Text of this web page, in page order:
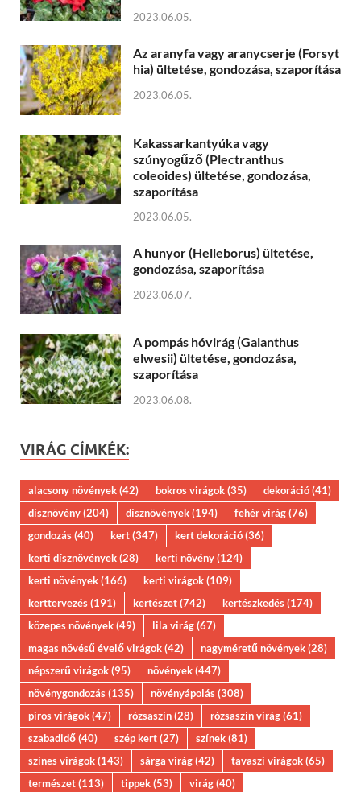
2023.06.05.
Az aranyfa vagy aranycserje (Forsyt
hia) ültetése, gondozása, szaporítása
2023.06.05.
Kakassarkantyúka vagy
szúnyogűző (Plectranthus
coleoides) ültetése, gondozása,
szaporítása
2023.06.05.
A hunyor (Helleborus) ültetése,
gondozása, szaporítása
2023.06.07.
A pompás hóvirág (Galanthus
elwesii) ültetése, gondozása,
szaporítása
2023.06.08.
VIRÁG CÍMKÉK:
alacsony növények(42) bokros virágok(35) dekoráció(41)
dísznövény(204) dísznövények(194) fehér virág(76)
gondozás(40) kert(347) kert dekoráció(36)
kerti dísznövények(28) kerti növény(124)
kerti növények(166) kerti virágok(109)
kerttervezés(191) kertészet(742) kertészkedés(174)
közepes növények(49) lila virág(67)
magas növésű évelő virágok(42) nagyméretű növények(28)
népszerű virágok(95) növények(447)
növénygondozás(135) növényápolás(308)
piros virágok(47) rózsaszín(28) rózsaszín virág(61)
szabadidő(40) szép kert(27) színek(81)
színes virágok(143) sárga virág(42) tavaszi virágok(65)
természet(113) tippek(53) virág(40)